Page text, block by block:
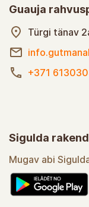
Guauja
Türgi tänav
+371
Sigulda
Mugav abi